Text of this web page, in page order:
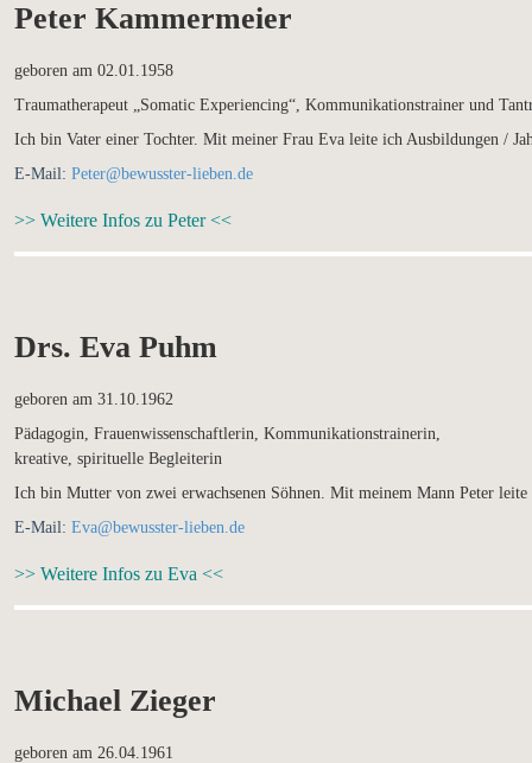
Peter Kammermeier
geboren am 02.01.1958
Traumatherapeut „Somatic Experiencing“, Kommunikationstrainer und
Ich bin Vater einer Tochter. Mit meiner Frau Eva leite ich Ausbildungen /
E-Mail: Peter@bewusster-lieben.de
>> Weitere Infos zu Peter <<
Drs. Eva Puhm
geboren am 31.10.1962
Pädagogin, Frauenwissenschaftlerin, Kommunikationstrainerin,
kreative, spirituelle Begleiterin
Ich bin Mutter von zwei erwachsenen Söhnen. Mit meinem Mann Peter
E-Mail: Eva@bewusster-lieben.de
>> Weitere Infos zu Eva <<
Michael Zieger
geboren am 26.04.1961